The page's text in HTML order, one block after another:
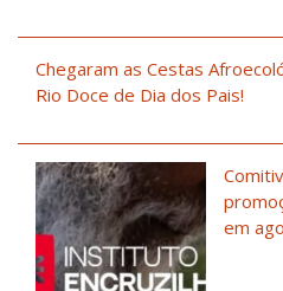
Chegaram as Cestas
Rio Doce de Dia dos Pais!
em